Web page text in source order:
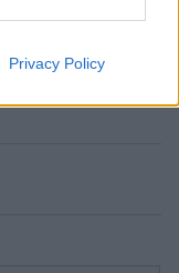
Privacy Policy